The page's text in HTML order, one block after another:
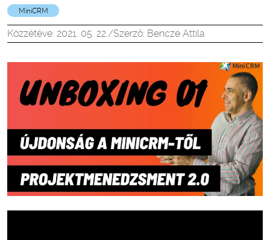
MiniCRM
Közzétéve: 2021. 05. 22./Szerző: Bencze Attila